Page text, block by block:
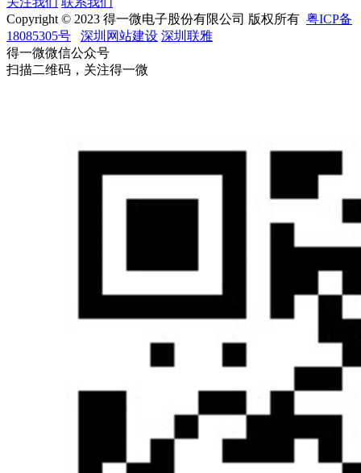
Copyright © 2023 得一微电子股份有限公司 版权所有 粤ICP备
18085305号
深圳网站建设 深圳联雅
得一微微信公众号
扫描二维码，关注得一微